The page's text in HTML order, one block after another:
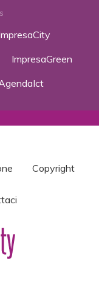
ImpresaGreen
Copyright